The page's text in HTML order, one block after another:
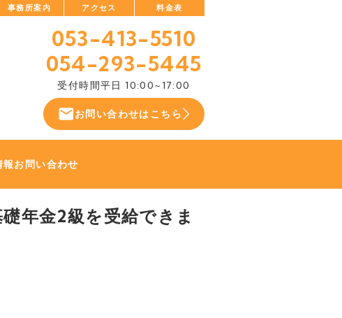
事務所案内 アクセス 料金表
053-413-5510
054-293-5445
受付時間平日 10:00~17:00
お問い合わせはこちら
報お問い合わせ
年金2級を受給できま